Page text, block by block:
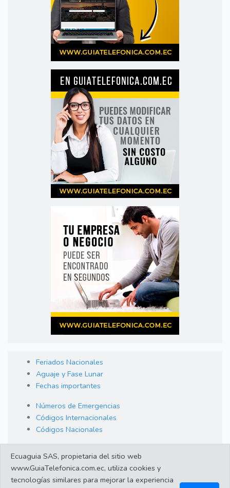
Feriados Nacionales
Aguaje y Fase Lunar
Fechas importantes
Números de Emergencias
Códigos Internacionales
Códigos Nacionales
Cambio de Divisas
Enlaces de interes
Ecuaguia SAS, propietaria del sitio web
www.GuiaTelefonica.com.ec, utiliza cookies y
tecnologías similares para mejorar la experiencia